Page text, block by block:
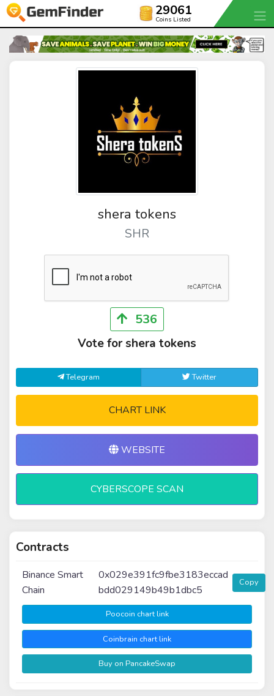
29061
Coins Listed
shera tokens
SHR
536
Vote for shera tokens
Telegram Twitter
CHART LINK
WEBSITE
CYBERSCOPE SCAN
Contracts
Binance Smart
Chain
0x029e391fc9fbe3183eccad
bdd029149b49b1dbc5
Copy
Poocoin chart link
Coinbrain chart link
Buy on PancakeSwap